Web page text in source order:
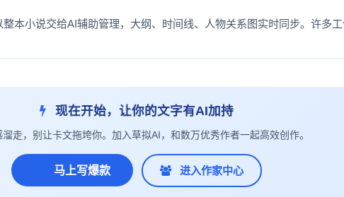
本小说交给AI辅助管理，大纲、时间线、人物关系图实时同步。许多
现在开始，让你的文字有AI加持
走，别让卡文拖垮你。加入草拟AI，和数万优秀作者一起高效创作。
马上写爆款 进入作家中心